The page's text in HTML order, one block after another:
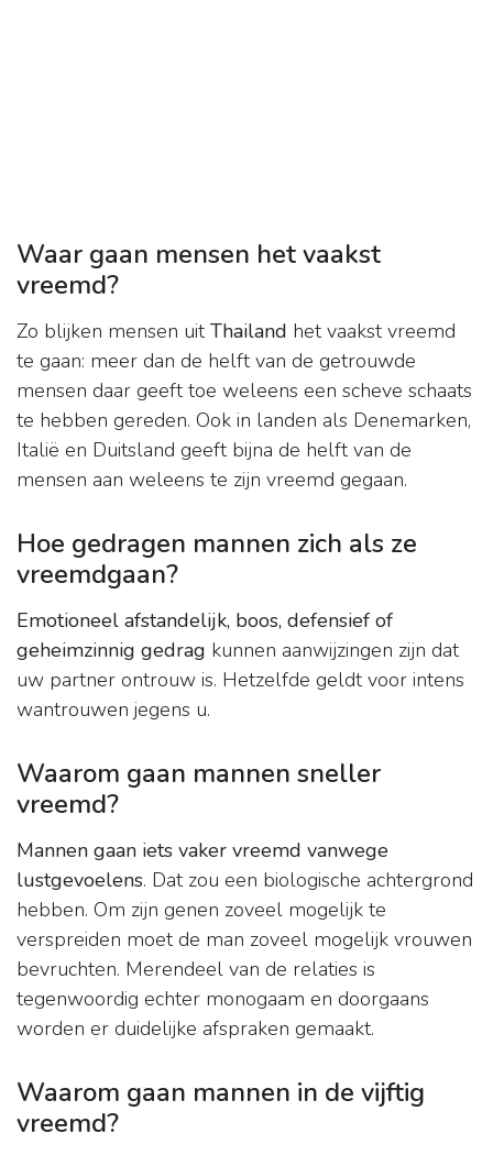
Waar gaan mensen het vaakst
vreemd?
Zo blijken mensen uitThailand het vaakst vreemd
te gaan: meer dan de helft van de getrouwde
mensen daar geeft toe weleens een scheve schaats
te hebben gereden. Ook in landen als Denemarken,
Italië en Duitsland geeft bijna de helft van de
mensen aan weleens te zijn vreemd gegaan.
Hoe gedragen mannen zich als ze
vreemdgaan?
Emotioneel afstandelijk, boos, defensief of
geheimzinnig gedrag kunnen aanwijzingen zijn dat
uw partner ontrouw is. Hetzelfde geldt voor intens
wantrouwen jegens u.
Waarom gaan mannen sneller
vreemd?
Mannen gaan iets vaker vreemd vanwege
lustgevoelens. Dat zou een biologische achtergrond
hebben. Om zijn genen zoveel mogelijk te
verspreiden moet de man zoveel mogelijk vrouwen
bevruchten. Merendeel van de relaties is
tegenwoordig echter monogaam en doorgaans
worden er duidelijke afspraken gemaakt.
Waarom gaan mannen in de vijftig
vreemd?